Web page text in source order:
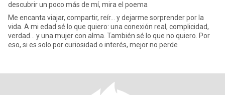
descubrir un poco más de mí, mira el poema
Me encanta viajar, compartir, reír… y dejarme sorprender por la
vida. A mi edad sé lo que quiero: una conexión real, complicidad,
verdad… y una mujer con alma. También sé lo que no quiero. Por
eso, si es solo por curiosidad o interés, mejor no perde